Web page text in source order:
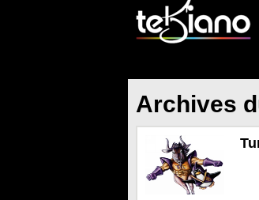
Archives